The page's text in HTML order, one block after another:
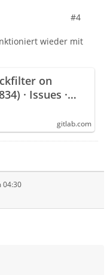
#4
wieder mit
on
· Issues ·
gitlab.com
04:30